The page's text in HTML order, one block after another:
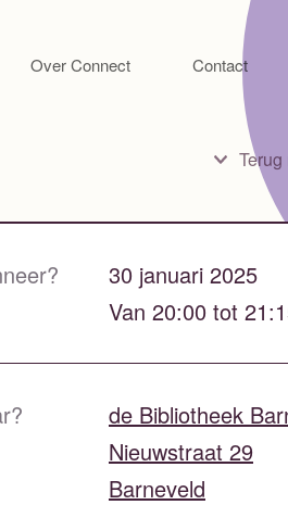
Over Connect Contact
30 januari 2025
Van 20:00 tot
de Bibliotheek
Nieuwstraat 29
Barneveld